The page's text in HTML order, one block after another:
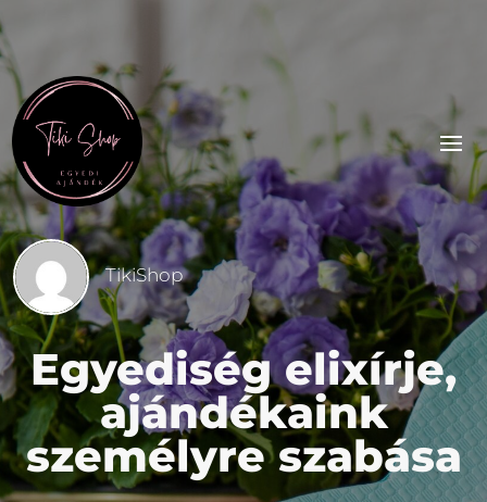
TikiShop
Egyediség elixírje,
ajándékaink
személyre szabása